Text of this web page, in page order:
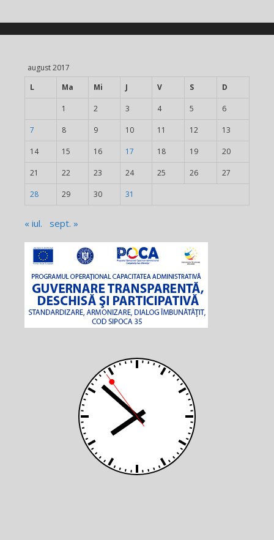
august 2017
L
Ma Mi J V S D
1 2 3 4 5 6
7 8 9 10 11 12 13
14 15 16 17 18 19 20
21 22 23 24 25 26 27
28 29 30 31
« iul. sept. »